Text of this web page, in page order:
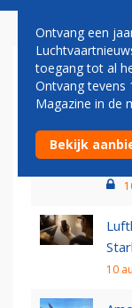
10
Ontvang een
toegang tot al
Ontvang tevens
Magazine in de
Bekijk